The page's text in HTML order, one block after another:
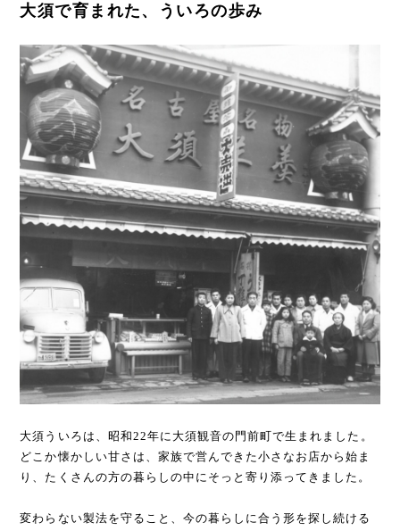
大須で育まれた、ういろの歩み
大須ういろは、昭和22年に大須観音の門前町で生まれました。
どこか懐かしい甘さは、家族で営んできた小さなお店から始ま
り、たくさんの方の暮らしの中にそっと寄り添ってきました。
変わらない製法を守ること、今の暮らしに合う形を探し続ける